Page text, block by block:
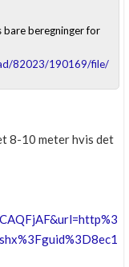
beregninger for
82023/190169/file/
8-10 meter hvis det
http%3